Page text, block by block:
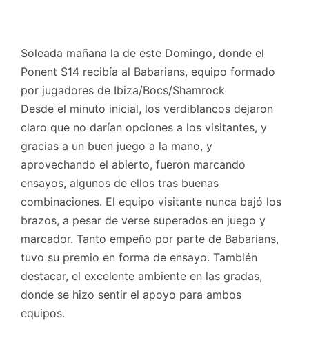
Soleada mañana la de este Domingo, donde el
Ponent S14 recibía al Babarians, equipo formado
por jugadores de Ibiza/Bocs/Shamrock
Desde el minuto inicial, los verdiblancos dejaron
claro que no darían opciones a los visitantes, y
gracias a un buen juego a la mano, y
aprovechando el abierto, fueron marcando
ensayos, algunos de ellos tras buenas
combinaciones. El equipo visitante nunca bajó los
brazos, a pesar de verse superados en juego y
marcador. Tanto empeño por parte de Babarians,
tuvo su premio en forma de ensayo. También
destacar, el excelente ambiente en las gradas,
donde se hizo sentir el apoyo para ambos
equipos.